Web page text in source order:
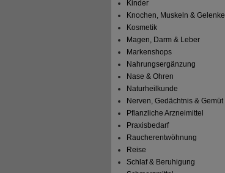
Kinder
Knochen, Muskeln & Gelenke
Kosmetik
Magen, Darm & Leber
Markenshops
Nahrungsergänzung
Nase & Ohren
Naturheilkunde
Nerven, Gedächtnis & Gemüt
Pflanzliche Arzneimittel
Praxisbedarf
Raucherentwöhnung
Reise
Schlaf & Beruhigung